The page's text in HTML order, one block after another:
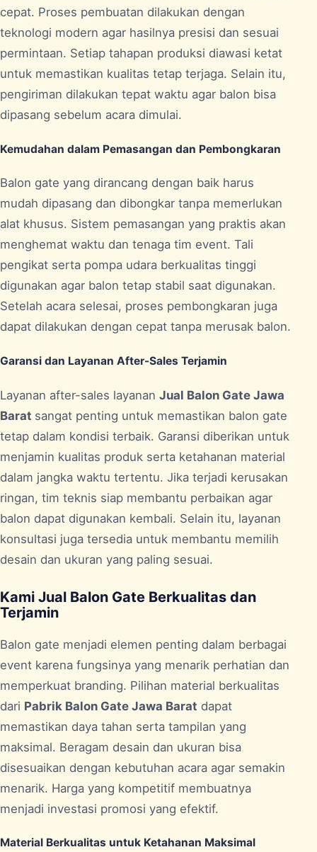
cepat. Proses pembuatan dilakukan dengan
teknologi modern agar hasilnya presisi dan sesuai
permintaan. Setiap tahapan produksi diawasi ketat
untuk memastikan kualitas tetap terjaga. Selain itu,
pengiriman dilakukan tepat waktu agar balon bisa
dipasang sebelum acara dimulai.
Kemudahan dalam Pemasangan dan Pembongkaran
Balon gate yang dirancang dengan baik harus
mudah dipasang dan dibongkar tanpa memerlukan
alat khusus. Sistem pemasangan yang praktis akan
menghemat waktu dan tenaga tim event. Tali
pengikat serta pompa udara berkualitas tinggi
digunakan agar balon tetap stabil saat digunakan.
Setelah acara selesai, proses pembongkaran juga
dapat dilakukan dengan cepat tanpa merusak balon.
Garansi dan Layanan After-Sales Terjamin
Layanan after-sales layanan Jual Balon Gate Jawa
Barat sangat penting untuk memastikan balon gate
tetap dalam kondisi terbaik. Garansi diberikan untuk
menjamin kualitas produk serta ketahanan material
dalam jangka waktu tertentu. Jika terjadi kerusakan
ringan, tim teknis siap membantu perbaikan agar
balon dapat digunakan kembali. Selain itu, layanan
konsultasi juga tersedia untuk membantu memilih
desain dan ukuran yang paling sesuai.
Kami Jual Balon Gate Berkualitas dan
Terjamin
Balon gate menjadi elemen penting dalam berbagai
event karena fungsinya yang menarik perhatian dan
memperkuat branding. Pilihan material berkualitas
dari Pabrik Balon Gate Jawa Barat dapat
memastikan daya tahan serta tampilan yang
maksimal. Beragam desain dan ukuran bisa
disesuaikan dengan kebutuhan acara agar semakin
menarik. Harga yang kompetitif membuatnya
menjadi investasi promosi yang efektif.
Material Berkualitas untuk Ketahanan Maksimal